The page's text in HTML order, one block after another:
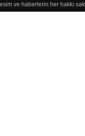
ve haberlerin her hakkı